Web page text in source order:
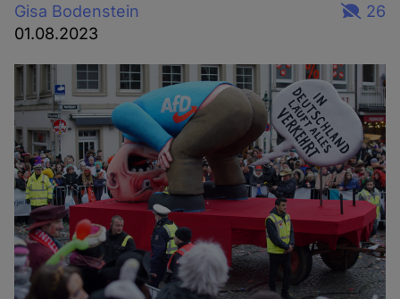
Gisa Bodenstein
01.08.2023
26